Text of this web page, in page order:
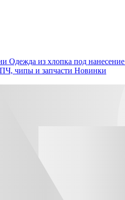
Одежда из хлопка под нанесение
чипы и запчасти Новинки